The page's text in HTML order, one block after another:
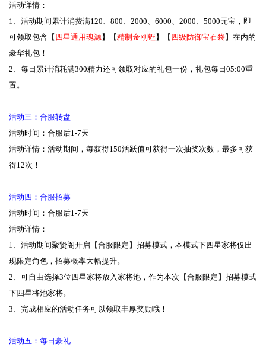
活动详情：
1、活动期间累计消费满120、800、2000、6000、2000、5000元宝，即
可领取包含【 四星通用魂源】【精制金刚锉 】【 四级防御宝石袋】在内的
豪华礼包！
2、每日累计消耗满300精力还可领取对应的礼包一份，礼包每日05:00重
置。
活动三：合服转盘
活动时间：合服后1-7天
活动详情：活动期间，每获得150活跃值可获得一次抽奖次数，最多可获
得12次！
活动四：合服招募
活动时间：合服后1-7天
活动详情：
1、活动期间聚贤阁开启【合服限定】招募模式，本模式下四星家将仅出
现限定角色，招募概率大幅提升。
2、可自由选择3位四星家将放入家将池，作为本次【合服限定】招募模式
下四星将池家将。
3、完成相应的活动任务可以领取丰厚奖励哦！
活动五：每日豪礼